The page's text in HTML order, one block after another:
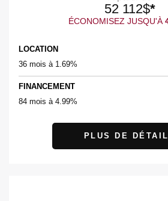
52 112$*
ÉCONOMISEZ JUSQU'À
LOCATION
36 mois à 1.69%
FINANCEMENT
84 mois à 4.99%
PLUS DE